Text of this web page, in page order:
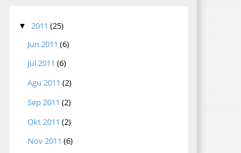
▼ 2011 (25)
Jun 2011 (6)
Jul 2011 (6)
Agu 2011 (2)
Sep 2011 (2)
Okt 2011 (2)
Nov 2011 (6)